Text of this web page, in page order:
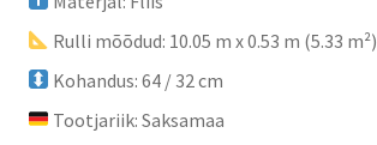
Rulli mõõdud: 10.05 m x 0.53 m (5.33 m²)
Kohandus: 64 / 32 cm
Tootjariik: Saksamaa